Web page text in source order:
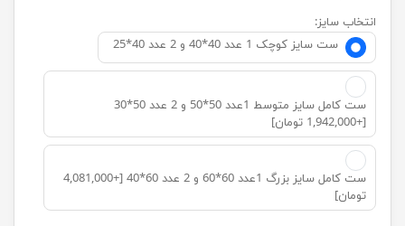
انتخاب سایز:
ست سایز کوچک 1 عدد 40*40 و 2 عدد 40*25
ست کامل سایز متوسط 1عدد 50*50 و 2 عدد 50*30
[+1,942,000 تومان]
ست کامل سایز بزرگ 1عدد 60*60 و 2 عدد 60*40 [+4,081,000
تومان]